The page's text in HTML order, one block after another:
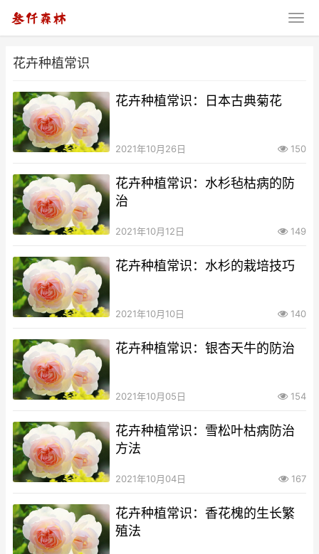
花卉种植常识
花卉种植常识：日本古典菊花
2021年10月26日 150
花卉种植常识：水杉毡枯病的防
治
2021年10月12日 149
花卉种植常识：水杉的栽培技巧
2021年10月10日 140
花卉种植常识：银杏天牛的防治
2021年10月05日 154
花卉种植常识：雪松叶枯病防治
方法
2021年10月04日 167
花卉种植常识：香花槐的生长繁
殖法